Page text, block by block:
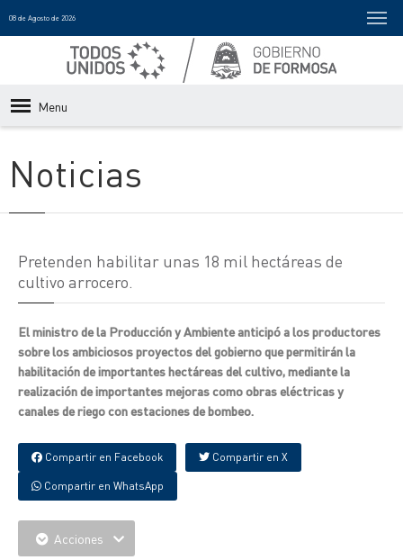
08 de Agosto de 2026
Menu
Noticias
Pretenden habilitar unas 18 mil hectáreas de
cultivo arrocero.
El ministro de la Producción y Ambiente anticipó a los productores
sobre los ambiciosos proyectos del gobierno que permitirán la
habilitación de importantes hectáreas del cultivo, mediante la
realización de importantes mejoras como obras eléctricas y
canales de riego con estaciones de bombeo.
Compartir en Facebook Compartir en X
Compartir en WhatsApp
Acciones